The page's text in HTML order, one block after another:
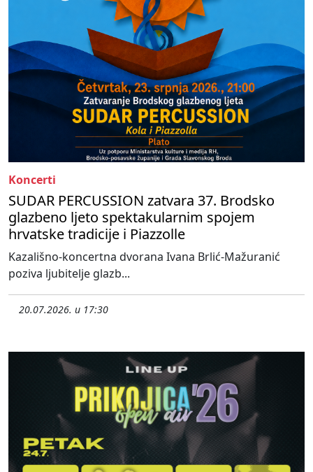
Koncerti
SUDAR PERCUSSION zatvara 37. Brodsko
glazbeno ljeto spektakularnim spojem
hrvatske tradicije i Piazzolle
Kazališno-koncertna dvorana Ivana Brlić-Mažuranić
poziva ljubitelje glazb...
20.07.2026. u 17:30